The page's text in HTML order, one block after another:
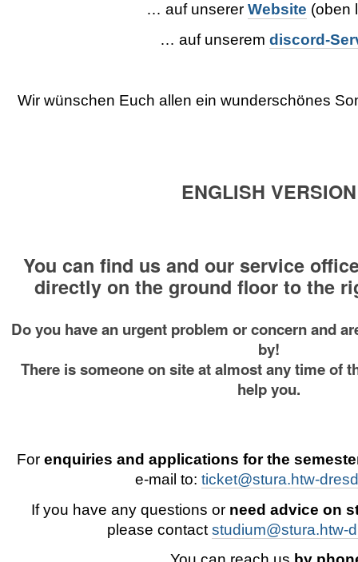
… auf unserer Website (oben
… auf unserem discord-
Wir wünschen Euch allen ein wunderschönes
ENGLISH VERSION
You can find us and our service
directly on the ground floor to the
Do you have an urgent problem or concern and
by!
There is someone on site at almost any time of
help you.
For enquiries and applications for the
e-mail to: ticket@stura.htw-
If you have any questions or need advice on
please contact studium@stura.htw-